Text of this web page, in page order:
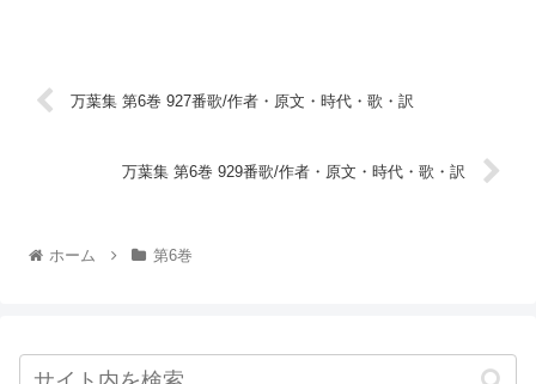
万葉集 第6巻 927番歌/作者・原文・時代・歌・訳
万葉集 第6巻 929番歌/作者・原文・時代・歌・訳
ホーム 第6巻